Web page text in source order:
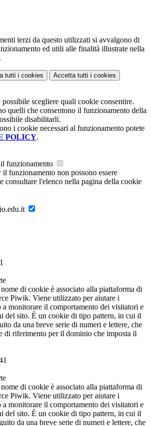
terzi da questo utilizzati si avvalgono di
ed utili alle finalità illustrate nella
.
tutti i cookies Accetta tutti i cookies
possibile scegliere quali cookie consentire.
quelli che consentono il funzionamento della
disabilitarli.
i cookie necessari al funzionamento potete
POLICY.
funzionamento
il funzionamento non possono essere
consultare l'elenco nella pagina della cookie
di cookie è associato alla piattaforma di
Piwik. Viene utilizzato per aiutare i
monitorare il comportamento dei visitatori e
del sito. È un cookie di tipo pattern, in cui il
da una breve serie di numeri e lettere, che
di riferimento per il dominio che imposta il
di cookie è associato alla piattaforma di
Piwik. Viene utilizzato per aiutare i
monitorare il comportamento dei visitatori e
del sito. È un cookie di tipo pattern, in cui il
da una breve serie di numeri e lettere, che